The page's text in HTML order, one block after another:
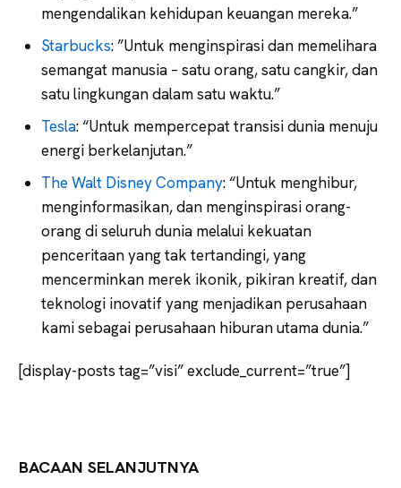
mengendalikan kehidupan keuangan mereka.”
Starbucks: ”Untuk menginspirasi dan memelihara
semangat manusia – satu orang, satu cangkir, dan
satu lingkungan dalam satu waktu.”
Tesla: “Untuk mempercepat transisi dunia menuju
energi berkelanjutan.”
The Walt Disney Company: “Untuk menghibur,
menginformasikan, dan menginspirasi orang-
orang di seluruh dunia melalui kekuatan
penceritaan yang tak tertandingi, yang
mencerminkan merek ikonik, pikiran kreatif, dan
teknologi inovatif yang menjadikan perusahaan
kami sebagai perusahaan hiburan utama dunia.”
[display-posts tag=”visi” exclude_current=”true”]
BACAAN SELANJUTNYA